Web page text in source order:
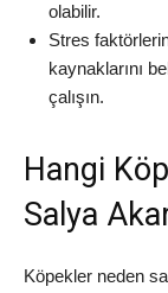
olabilir.
Stres
kaynaklarını
çalışın.
Hangi
Salya
Köpekler neden